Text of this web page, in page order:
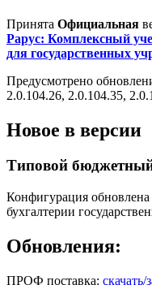
Принята Официальная
Рарус: Комплексный
для государственных
Предусмотрено
2.0.104.26, 2.0.104.35,
Новое в версии
Типовой
Конфигурация
бухгалтерии
Обновления:
ПРОФ поставка: скачать/